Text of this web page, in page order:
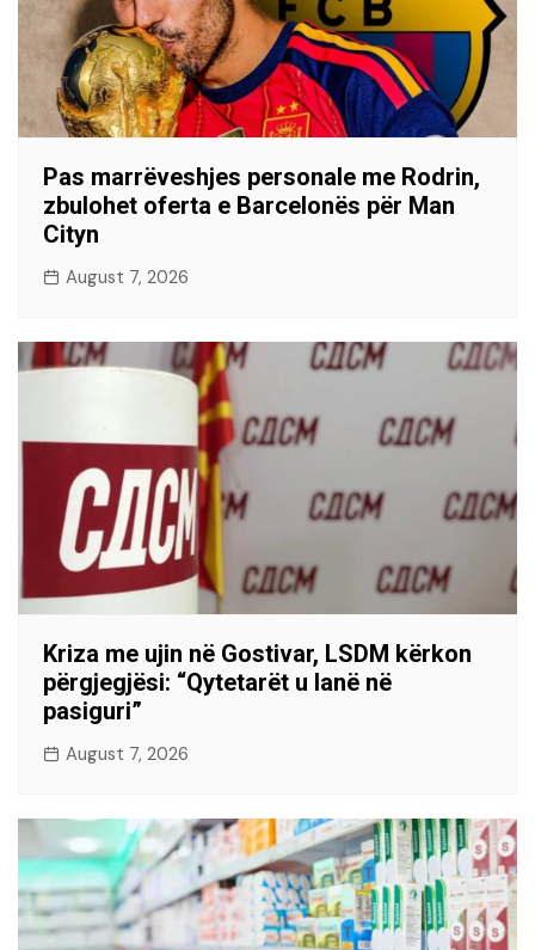
Pas marrëveshjes personale me Rodrin,
zbulohet oferta e Barcelonës për Man
Cityn
August 7, 2026
Kriza me ujin në Gostivar, LSDM kërkon
përgjegjësi: “Qytetarët u lanë në
pasiguri”
August 7, 2026